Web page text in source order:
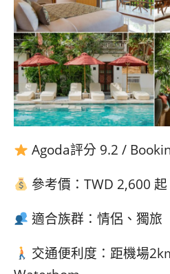
Agoda評分 9.2 /
參考價：TWD 2,600 起
適合族群：情侶、獨旅
交通便利度：距機場